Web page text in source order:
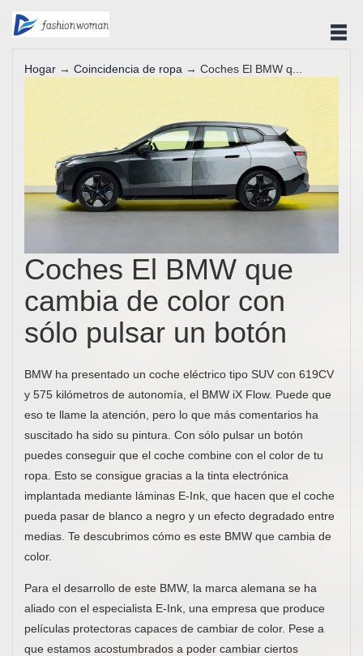
Hogar → Coincidencia de ropa → Coches El BMW q...
Coches El BMW que
cambia de color con
sólo pulsar un botón
BMW ha presentado un coche eléctrico tipo SUV con 619CV
y 575 kilómetros de autonomía, el BMW iX Flow. Puede que
eso te llame la atención, pero lo que más comentarios ha
suscitado ha sido su pintura. Con sólo pulsar un botón
puedes conseguir que el coche combine con el color de tu
ropa. Esto se consigue gracias a la tinta electrónica
implantada mediante láminas E-Ink, que hacen que el coche
pueda pasar de blanco a negro y un efecto degradado entre
medias. Te descubrimos cómo es este BMW que cambia de
color.
Para el desarrollo de este BMW, la marca alemana se ha
aliado con el especialista E-Ink, una empresa que produce
películas protectoras capaces de cambiar de color. Pese a
que estamos acostumbrados a poder cambiar ciertos